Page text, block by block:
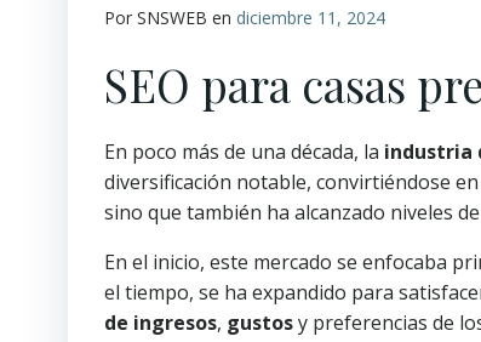
Por SNSWEB en diciembre 11, 2024
SEO para casas
En poco más de una década, la industria
diversificación notable, convirtiéndose
sino que también ha alcanzado niveles
En el inicio, este mercado se enfocaba
el tiempo, se ha expandido para
de ingresos, gustosy preferencias de